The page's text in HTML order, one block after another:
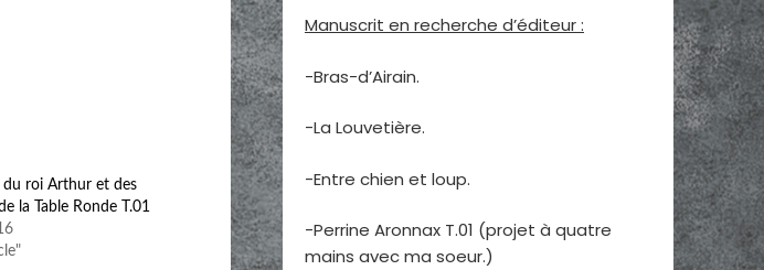
du roi Arthur et des
la Table Ronde T.01
Manuscrit en recherche d’éditeur :
-Bras-d’Airain.
-La Louvetière.
-Entre chien et loup.
-Perrine Aronnax T.01 (projet à quatre
mains avec ma soeur.)